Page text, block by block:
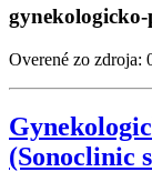
Overené zo zdroja:
(Sonoclinic